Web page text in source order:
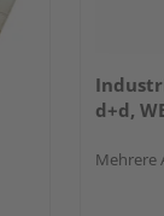
d+d,
Mehrere